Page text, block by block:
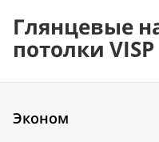
Глянцевые
потолки VISP
Эконом